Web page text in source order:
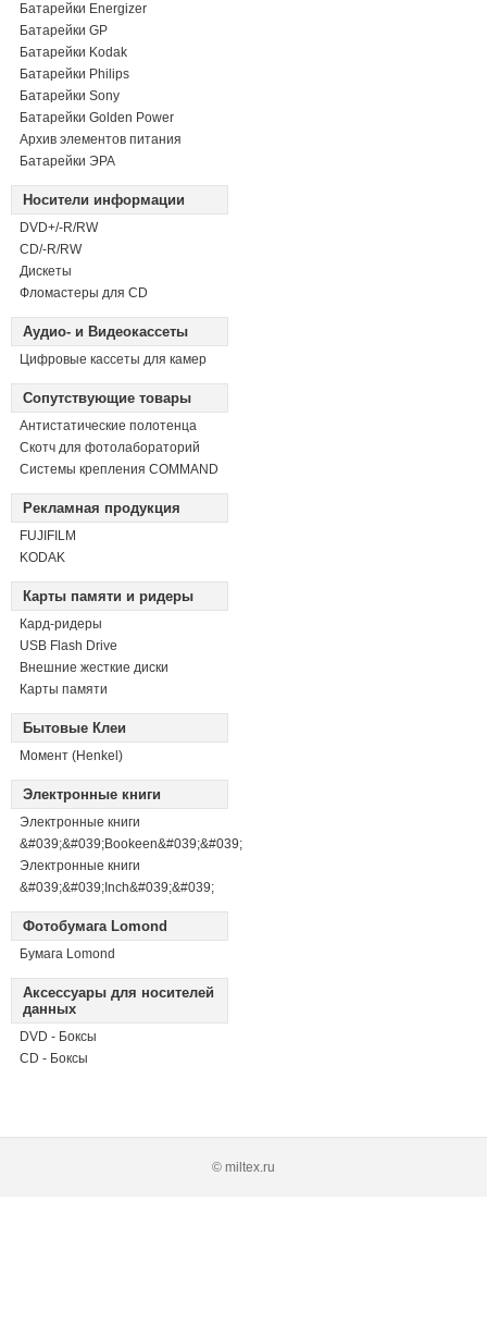
Батарейки Energizer
Батарейки GP
Батарейки Kodak
Батарейки Philips
Батарейки Sony
Батарейки Golden Power
Архив элементов питания
Батарейки ЭРА
Носители информации
DVD+/-R/RW
СD/-R/RW
Дискеты
Фломастеры для CD
Аудио- и Видеокассеты
Цифровые кассеты для камер
Сопутствующие товары
Антистатические полотенца
Скотч для фотолабораторий
Системы крепления COMMAND
Рекламная продукция
FUJIFILM
KODAK
Карты памяти и ридеры
Кард-ридеры
USB Flash Drive
Внешние жесткие диски
Карты памяти
Бытовые Клеи
Момент (Henkel)
Электронные книги
Электронные книги
&#039;&#039;Bookeen&#039;&#039;
Электронные книги
&#039;&#039;Inch&#039;&#039;
Фотобумага Lomond
Бумага Lomond
Аксессуары для носителей
данных
DVD - Боксы
CD - Боксы
© miltex.ru